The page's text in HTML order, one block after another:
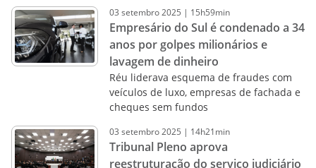
03 setembro2025 | 15h59min
Empresário do Sul é condenado a 34
anos por golpes milionários e
lavagem de dinheiro
Réu liderava esquema de fraudes com
veículos de luxo, empresas de fachada e
cheques sem fundos
03 setembro2025 | 14h21min
Tribunal Pleno aprova
reestruturação do serviço judiciário